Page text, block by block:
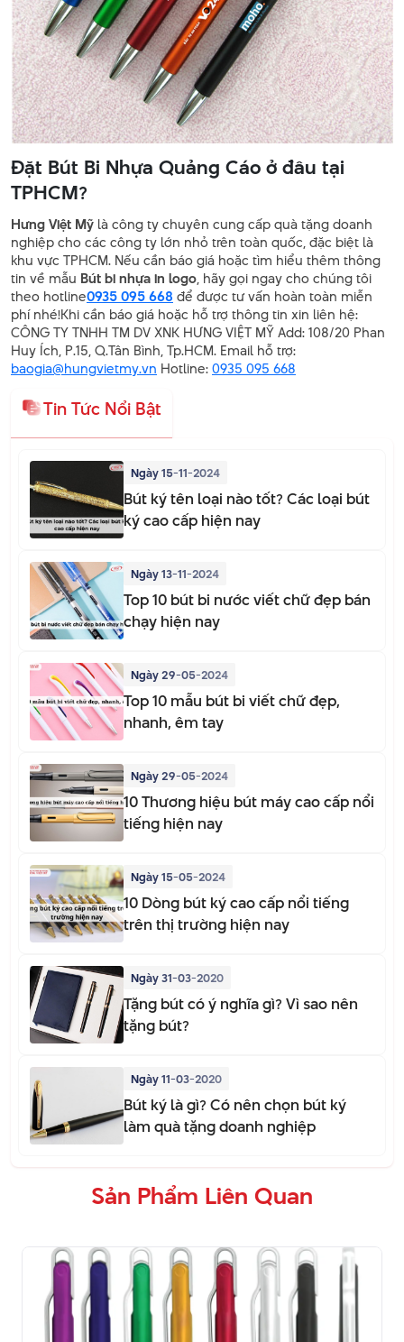
Đặt Bút Bi Nhựa Quảng Cáo ở đâu tại
TPHCM?
Hưng Việt Mỹ là công ty chuyên cung cấp quà tặng doanh
nghiệp cho các công ty lớn nhỏ trên toàn quốc, đặc biệt là
khu vực TPHCM. Nếu cần báo giá hoặc tìm hiểu thêm thông
tin về mẫu Bút bi nhựa in logo, hãy gọi ngay cho chúng tôi
theo hotline0935 095 668 để được tư vấn hoàn toàn miễn
phí nhé!Khi cần báo giá hoặc hỗ trợ thông tin xin liên hệ:
CÔNG TY TNHH TM DV XNK HƯNG VIỆT MỸ Add: 108/20 Phan
Huy Ích, P.15, Q.Tân Bình, Tp.HCM. Email hỗ trợ:
baogia@hungvietmy.vn Hotline:0935 095 668
Tin Tức Nổi Bật
Ngày 15-11-2024
Bút ký tên loại nào tốt? Các loại bút
ký cao cấp hiện nay
Ngày 13-11-2024
Top 10 bút bi nước viết chữ đẹp bán
chạy hiện nay
Ngày 29-05-2024
Top 10 mẫu bút bi viết chữ đẹp,
nhanh, êm tay
Ngày 29-05-2024
10 Thương hiệu bút máy cao cấp nổi
tiếng hiện nay
Ngày 15-05-2024
10 Dòng bút ký cao cấp nổi tiếng
trên thị trường hiện nay
Ngày 31-03-2020
Tặng bút có ý nghĩa gì? Vì sao nên
tặng bút?
Ngày 11-03-2020
Bút ký là gì? Có nên chọn bút ký
làm quà tặng doanh nghiệp
Sản Phẩm Liên Quan